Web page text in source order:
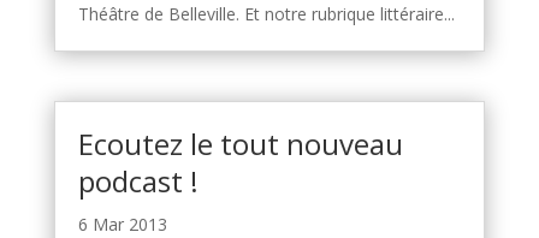
Théâtre de Belleville. Et notre rubrique littéraire...
Ecoutez le tout nouveau
podcast !
6 Mar 2013